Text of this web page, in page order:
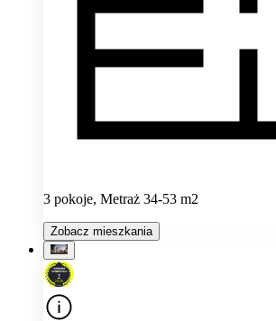
3 pokoje, Metraż 34-53 m2
Zobacz mieszkania